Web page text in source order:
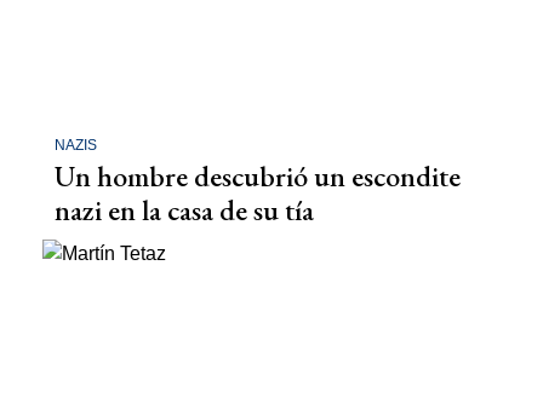
NAZIS
Un hombre descubrió un escondite
nazi en la casa de su tía